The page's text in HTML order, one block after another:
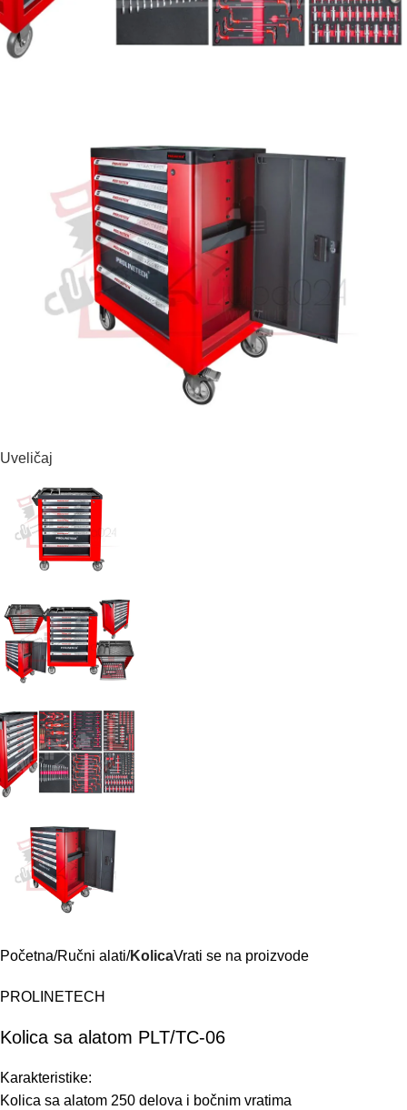
Uveličaj
Početna Ručni alati KolicaVrati se na proizvode
PROLINETECH
Kolica sa alatom PLT/TC-06
Karakteristike:
Kolica sa alatom 250 delova i bočnim vratima